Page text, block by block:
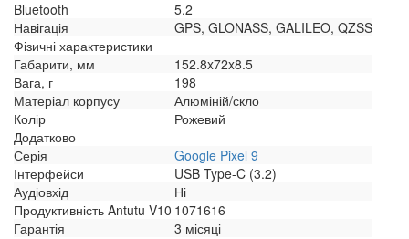
Bluetooth
5.2
Навігація
GPS, GLONASS, GALILEO, QZSS
Фізичні характеристики
Габарити, мм
152.8x72x8.5
Вага, г
198
Матеріал корпусу
Алюміній/скло
Колір
Рожевий
Додатково
Серія
Google Pixel 9
Інтерфейси
USB Type-C (3.2)
Аудіовхід
Ні
Продуктивність Antutu V10 1071616
Гарантія
3 місяці